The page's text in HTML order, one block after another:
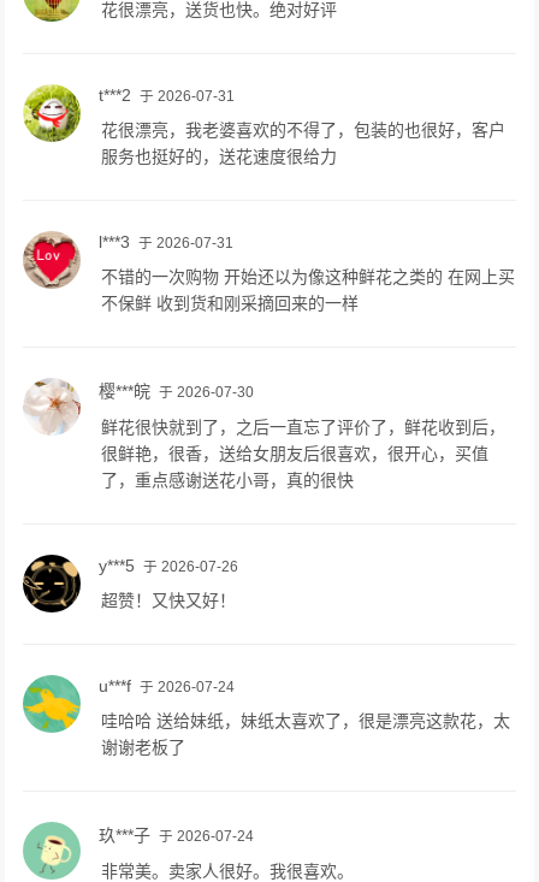
花很漂亮，送货也快。绝对好评
t***2 于 2026-07-31
花很漂亮，我老婆喜欢的不得了，包装的也很好，客户
服务也挺好的，送花速度很给力
l***3 于 2026-07-31
不错的一次购物 开始还以为像这种鲜花之类的 在网上买
不保鲜 收到货和刚采摘回来的一样
樱***皖 于 2026-07-30
鲜花很快就到了，之后一直忘了评价了，鲜花收到后，
很鲜艳，很香，送给女朋友后很喜欢，很开心，买值
了，重点感谢送花小哥，真的很快
y***5 于 2026-07-26
超赞！又快又好！
u***f 于 2026-07-24
哇哈哈 送给妹纸，妹纸太喜欢了，很是漂亮这款花，太
谢谢老板了
玖***子 于 2026-07-24
非常美。卖家人很好。我很喜欢。